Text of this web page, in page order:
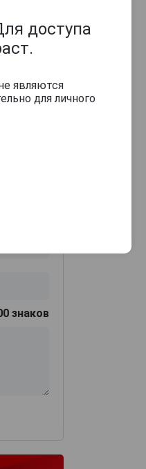
знаков
доступа
являются
для личного